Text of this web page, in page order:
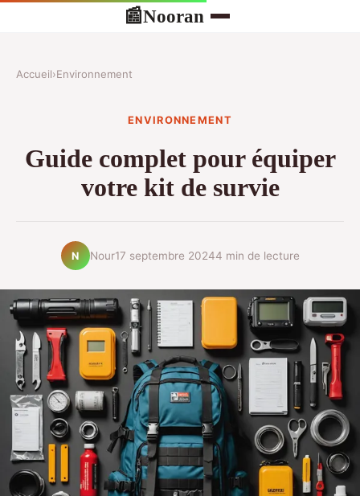
📰Nooran
Accueil›Environnement
ENVIRONNEMENT
Guide complet pour équiper
votre kit de survie
N Nour17 septembre 20244 min de lecture